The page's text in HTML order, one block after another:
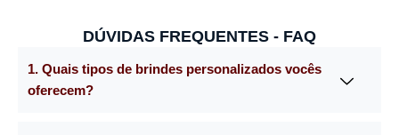
DÚVIDAS FREQUENTES - FAQ
1. Quais tipos de brindes personalizados vocês
oferecem?